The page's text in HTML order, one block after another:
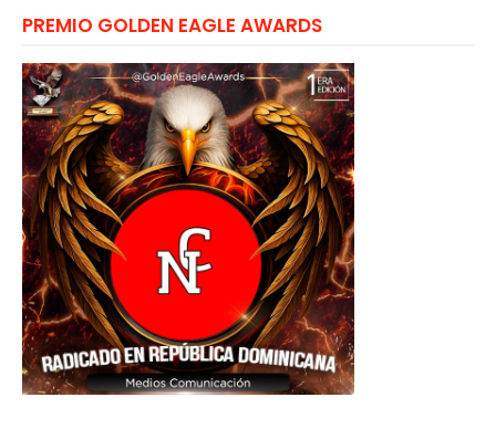
PREMIO GOLDEN EAGLE AWARDS